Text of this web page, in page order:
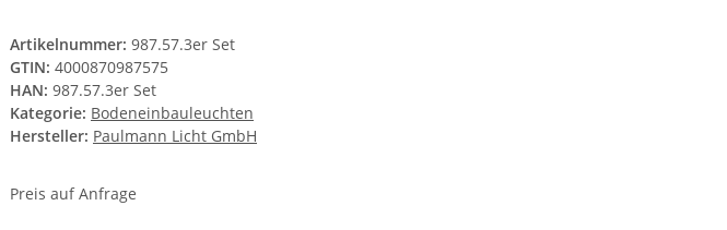
Artikelnummer: 987.57.3er Set
GTIN: 4000870987575
HAN: 987.57.3er Set
Kategorie: Bodeneinbauleuchten
Hersteller: Paulmann Licht GmbH
Preis auf Anfrage